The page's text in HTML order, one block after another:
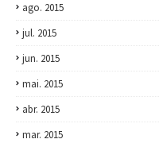
ago. 2015
jul. 2015
jun. 2015
mai. 2015
abr. 2015
mar. 2015